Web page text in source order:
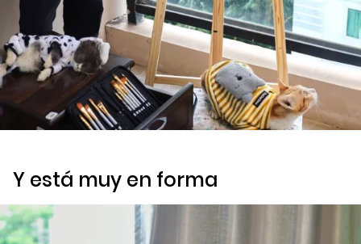
Y está muy en forma